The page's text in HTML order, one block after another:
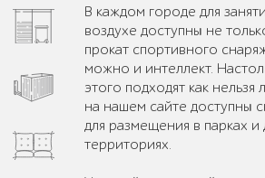
В каждом городе для
воздухе доступны не
прокат спортивного
можно и интеллект.
этого подходят как нельзя
на нашем сайте доступны
для размещения в парках
территориях.